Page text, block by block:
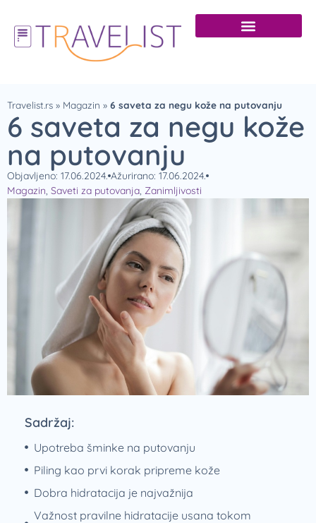
Travelist.rs » Magazin » 6 saveta za negu kože na putovanju
6 saveta za negu kože
na putovanju
Objavljeno: 17.06.2024. Ažurirano: 17.06.2024.
Magazin, Saveti za putovanja, Zanimljivosti
Sadržaj:
Upotreba šminke na putovanju
Piling kao prvi korak pripreme kože
Dobra hidratacija je najvažnija
Važnost pravilne hidratacije usana tokom